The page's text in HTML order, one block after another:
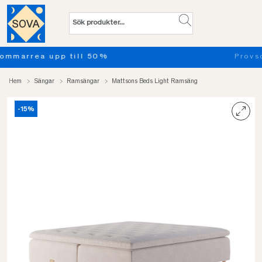
Provsov upp till 100 nätter. Läs mer
Hem Sängar Ramsängar Mattsons Beds Light Ramsäng
-15%